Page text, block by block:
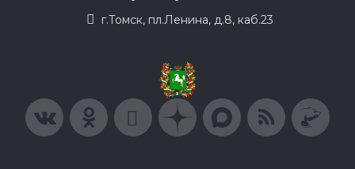
г.Томск, пл.Ленина, д.8, каб.23